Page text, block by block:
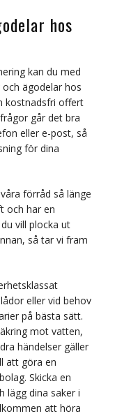
hos
kan du med
ägodelar hos
kostnadsfri offert
går det bra
eller e-post, så
för dina
förråd så länge
och har en
vill plocka ut
så tar vi fram
eller vid behov
på bästa sätt.
mot vatten,
händelser gäller
att göra en
Skicka en
lägg dina saker i
att höra